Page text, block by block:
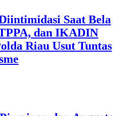
Saat Bela
dan IKADIN
Riau Usut Tuntas